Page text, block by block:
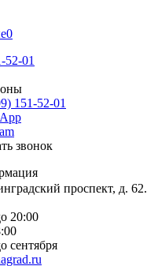
0
52-01
151-52-01
звонок
проспект, д. 62.
20:00
сентября